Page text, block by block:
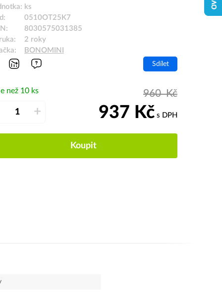
ks
0510OT25K7
8030575031385
2 roky
BONOMINI
Sdílet
než 10 ks
+
960Kč
937 Kč s DPH
Koupit